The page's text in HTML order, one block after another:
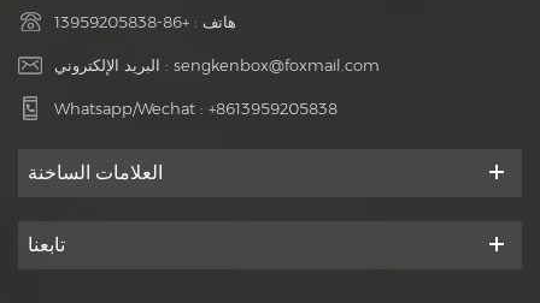
هاتف : +86-13959205838
البريد الإلكتروني : sengkenbox@foxmail.com
Whatsapp/Wechat : +8613959205838
العلامات الساخنة
تابعنا